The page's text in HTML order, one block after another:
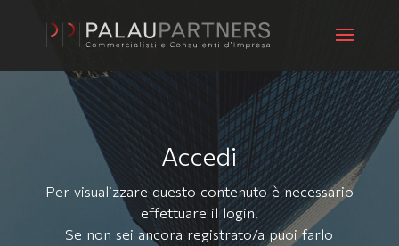
Accedi
Per visualizzare questo contenuto è necessario
effettuare il login.
Se non sei ancora registrato/a puoi farlo